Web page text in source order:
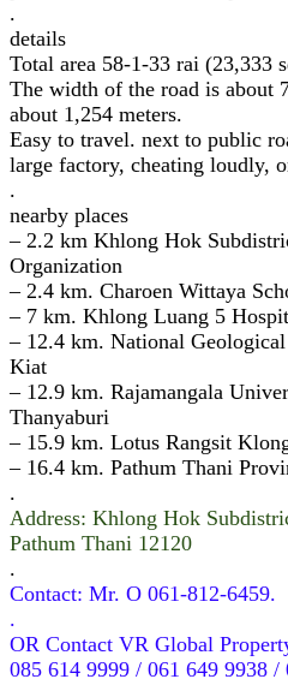
.
details
Total area 58-1-33 rai (23,333
The width of the road is about
about 1,254 meters.
Easy to travel. next to public
large factory, cheating loudly,
.
nearby places
– 2.2 km Khlong Hok
Organization
– 2.4 km. Charoen Wittaya
– 7 km. Khlong Luang 5
– 12.4 km. National
Kiat
– 12.9 km. Rajamangala
Thanyaburi
– 15.9 km. Lotus Rangsit
– 16.4 km. Pathum Thani
.
Address: Khlong Hok
Pathum Thani 12120
.
Contact: Mr. O 061-812-6459.
.
OR Contact VR Global
085 614 9999 / 061 649 9938 /